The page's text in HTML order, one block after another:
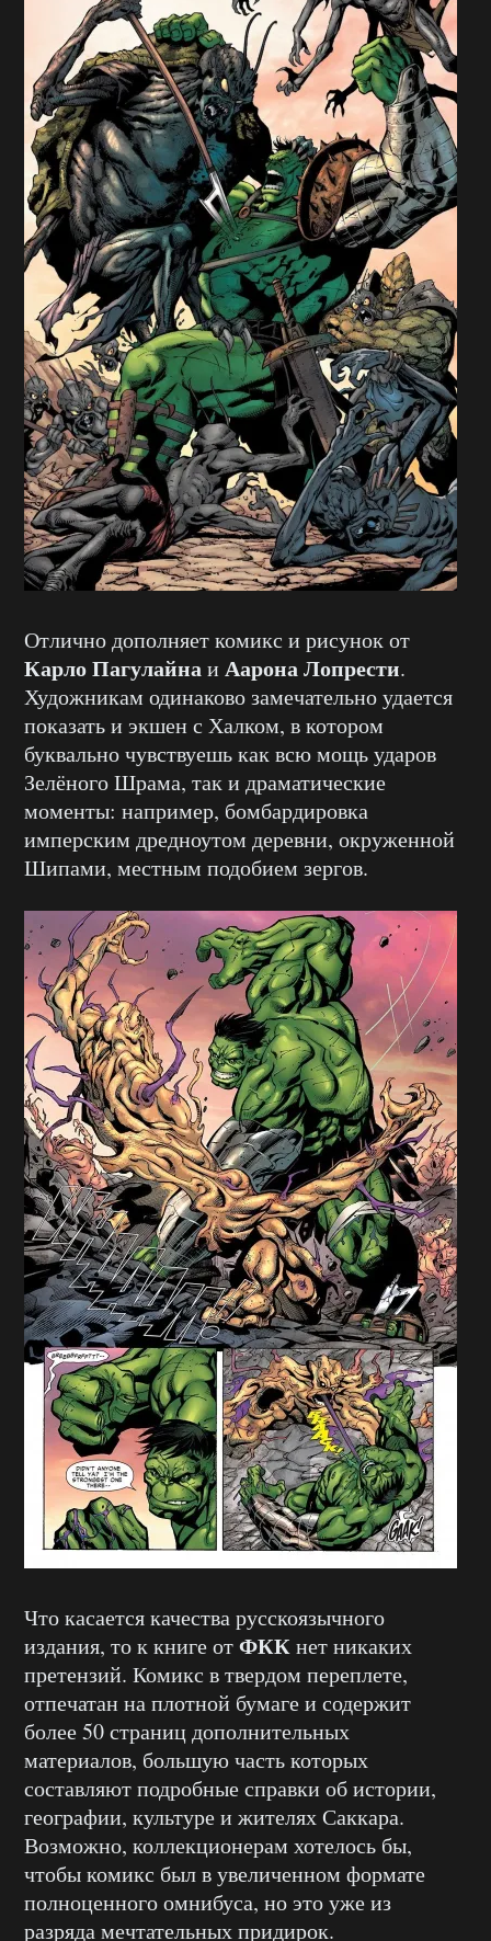
Отлично дополняет комикс и рисунок от
Карло Пагулайнаи Аарона Лопрести.
Художникам одинаково замечательно удается
показать и экшен с Халком, в котором
буквально чувствуешь как всю мощь ударов
Зелёного Шрама, так и драматические
моменты: например, бомбардировка
имперским дредноутом деревни, окруженной
Шипами, местным подобием зергов.
Что касается качества русскоязычного
издания, то к книге отФККнет никаких
претензий. Комикс в твердом переплете,
отпечатан на плотной бумаге и содержит
более 50 страниц дополнительных
материалов, большую часть которых
составляют подробные справки об истории,
географии, культуре и жителях Саккара.
Возможно, коллекционерам хотелось бы,
чтобы комикс был в увеличенном формате
полноценного омнибуса, но это уже из
разряда мечтательных придирок.